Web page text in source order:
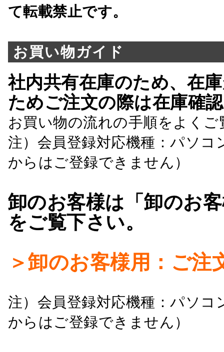
て転載禁止です。
お買い物ガイド
社内共有在庫のため、在
ためご注文の際は在庫確
お買い物の流れの手順をよくご
注）会員登録対応機種：パソ
からはご登録できません）
卸のお客様は「卸のお
をご覧下さい。
＞卸のお客様用：ご注
注）会員登録対応機種：パソ
からはご登録できません）